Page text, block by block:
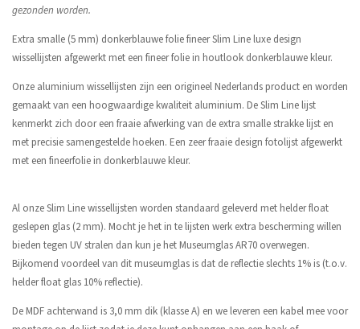
gezonden worden.
Extra smalle (5 mm) donkerblauwe folie fineer Slim Line luxe design
wissellijsten afgewerkt met een fineer folie in houtlook donkerblauwe kleur.
Onze aluminium wissellijsten zijn een origineel Nederlands product en worden
gemaakt van een hoogwaardige kwaliteit aluminium. De Slim Line lijst
kenmerkt zich door een fraaie afwerking van de extra smalle strakke lijst en
met precisie samengestelde hoeken. Een zeer fraaie design fotolijst afgewerkt
met een fineerfolie in donkerblauwe kleur.
Al onze Slim Line wissellijsten worden standaard geleverd met helder float
geslepen glas (2 mm). Mocht je het in te lijsten werk extra bescherming willen
bieden tegen UV stralen dan kun je het Museumglas AR70 overwegen.
Bijkomend voordeel van dit museumglas is dat de reflectie slechts 1% is (t.o.v.
helder float glas 10% reflectie).
De MDF achterwand is 3,0 mm dik (klasse A) en we leveren een kabel mee voor